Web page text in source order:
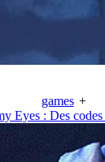
games +
Eyes : Des